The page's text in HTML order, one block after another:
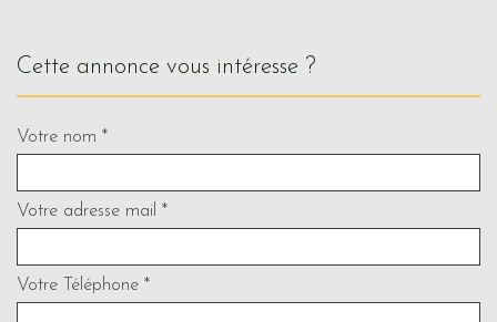
cette annonce vous intéresse ?
Votre nom *
Votre adresse mail *
Votre Téléphone *